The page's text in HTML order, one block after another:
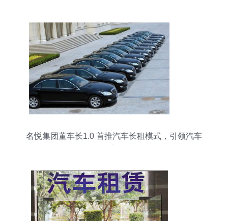
名悦集团董车长1.0 首推汽车长租模式，引领汽车